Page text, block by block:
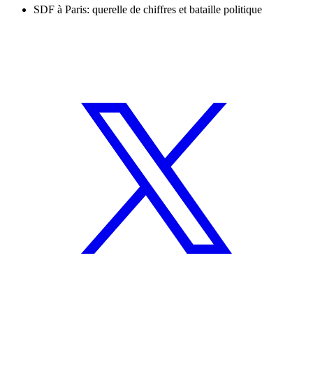
SDF à Paris: querelle de chiffres et bataille politique